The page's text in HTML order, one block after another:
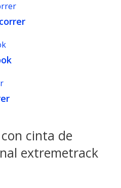
cinta de
extremetrack